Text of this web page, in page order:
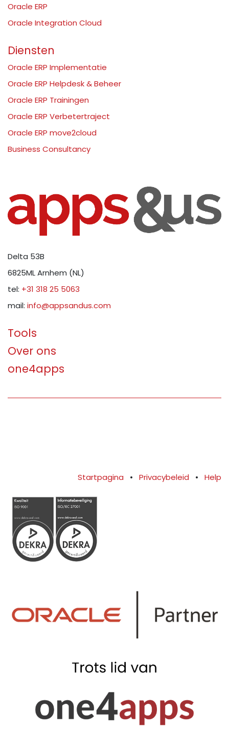
Oracle ERP
Oracle Integration Cloud
Diensten
Oracle ERP Implementatie
Oracle ERP Helpdesk & Beheer
Oracle ERP Trainingen
Oracle ERP Verbetertraject
Oracle ERP move2cloud
Business Consultancy
Delta 53B
6825ML Arnhem (NL)
tel: +31 318 25 5063
mail: info@appsandus.com
Tools
Over ons
one4apps
Startpagina • Privacybeleid • Help